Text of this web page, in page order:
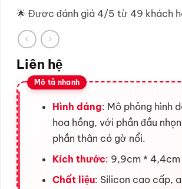
🌟 Được đánh giá 4/5 từ 49 khách
Liên hệ
Hình dáng: Mô phỏng hình
hoa hồng, với phần đầu
phần thân có gờ nổi.
Kích thước: 9,9cm * 4,4cm
Chất liệu: Silicon cao cấp,